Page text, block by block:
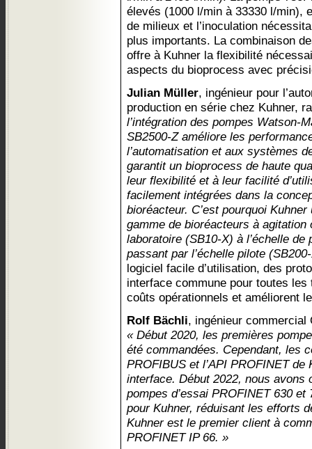
élevés (1000 l/min à 33330 l/min),
de milieux et l’inoculation
plus importants. La combinaison
offre à Kuhner la flexibilité
aspects du bioprocess avec
Julian Müller, ingénieur pour
production en série chez Kuhner,
l’intégration des pompes Watson-
SB2500-Z améliore les
l’automatisation et aux systèmes
garantit un bioprocess de haute
leur flexibilité et à leur facilité
facilement intégrées dans la
bioréacteur. C’est pourquoi
gamme de bioréacteurs à agitation
laboratoire (SB10-X) à l’échelle de
passant par l’échelle pilote
logiciel facile d’utilisation, des
interface commune pour toutes
coûts opérationnels et améliorent
Rolf Bächli, ingénieur commercial
« Début 2020, les premières
été commandées. Cependant, les
PROFIBUS et l’API PROFINET
interface. Début 2022, nous avons
pompes d’essai PROFINET 630
pour Kuhner, réduisant les efforts
Kuhner est le premier client à
PROFINET IP 66. »